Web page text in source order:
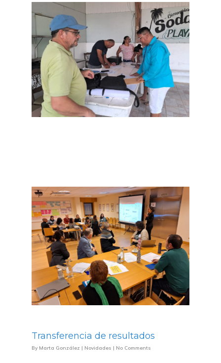
Transferencia de resultados
By Marta González | Novidades | No Comments